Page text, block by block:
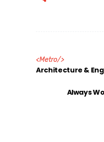
<Metro/>
Architecture &
Always